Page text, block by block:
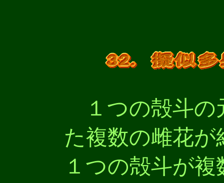
１つの殻斗の
た複数の雌花
１つの殻斗が